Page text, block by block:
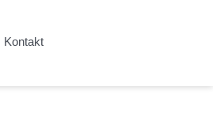
Kontakt